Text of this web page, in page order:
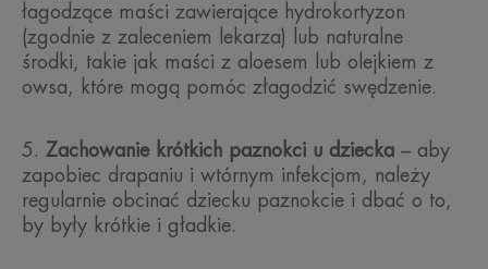
łagodzące maści zawierające hydrokortyzon
(zgodnie z zaleceniem lekarza) lub naturalne
środki, takie jak maści z aloesem lub olejkiem z
owsa, które mogą pomóc złagodzić swędzenie.
Zachowanie krótkich paznokci u dziecka – aby
zapobiec drapaniu i wtórnym infekcjom, należy
regularnie obcinać dziecku paznokcie i dbać o to,
by były krótkie i gładkie.